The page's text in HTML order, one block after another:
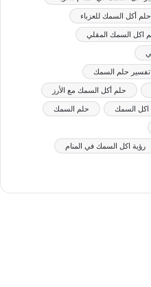
أكل السمك للعزباء
اكل السمك المقلي
تفسير حلم السمك
حلم أكل السمك مع الأرز
اكل السمك حلم السمك
رؤية اكل السمك في المنام